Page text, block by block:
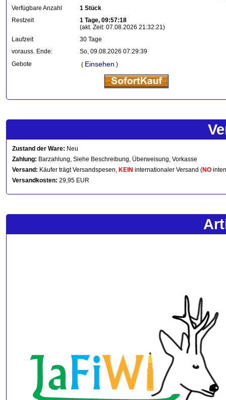
Verfügbare Anzahl
1 Stück
Restzeit
1 Tage, 09:57:18
(akt. Zeit: 07.08.2026 21:32:21)
Laufzeit
30 Tage
vorauss. Ende:
So, 09.08.2026 07:29:39
Gebote
( Einsehen )
Zustand der Ware: Neu
Zahlung: Barzahlung, Siehe Beschreibung, Überweisung, Vorkasse
Versand: Käufer trägt Versandspesen, KEIN internationaler Versand (NO
Versandkosten: 29,95 EUR